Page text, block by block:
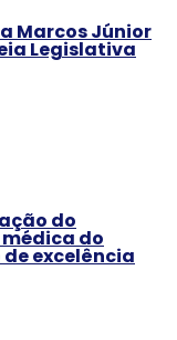
Marcos Júnior
Legislativa
do
médica do
excelência